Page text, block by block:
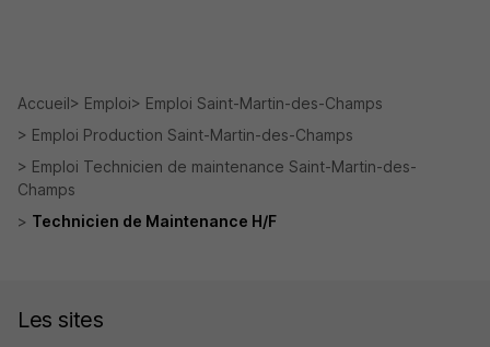
Accueil Emploi
Emploi Saint-Martin-des-Champs
Emploi Production Saint-Martin-des-Champs
Emploi Technicien de maintenance Saint-Martin-des-
Champs
Technicien de Maintenance H/F
Les sites